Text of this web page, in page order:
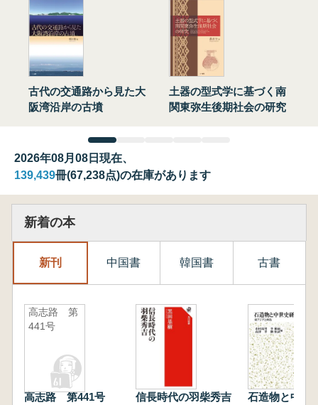
古代の交通路から見た大
阪湾沿岸の古墳
土器の型式学に基づく南
関東弥生後期社会の研究
2026年08月08日現在、
139,439冊(67,238点)の在庫があります
新着の本
新刊 中国書 韓国書 古書
高志路 第
441号
高志路 第441号 信長時代の羽柴秀吉
石造物と中世